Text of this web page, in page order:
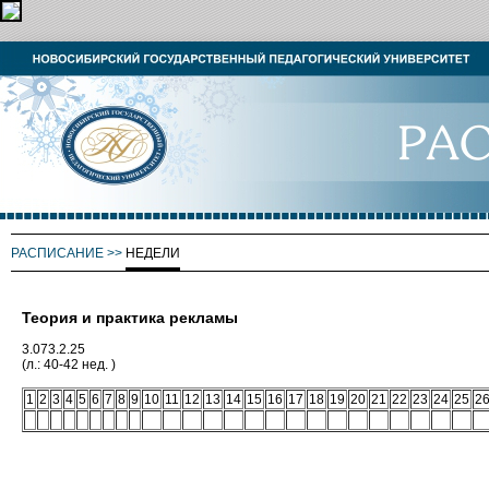
РАСПИСАНИЕ >> НЕДЕЛИ
Теория и практика рекламы
3.073.2.25
(л.: 40-42 нед. )
1 2 3 4 5 6 7 8 9 10 11 12 13 14 15 16 17 18 19 20 21 22 23 24 25 26